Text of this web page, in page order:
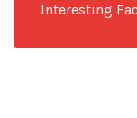
Interesting